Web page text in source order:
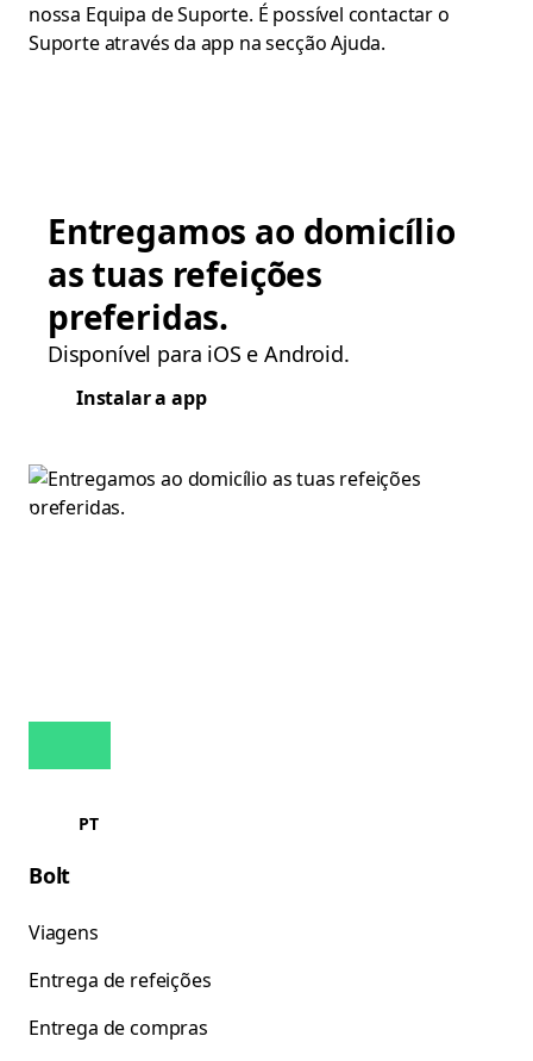
nossa Equipa de Suporte. É possível contactar o
Suporte através da app na secção Ajuda.
Entregamos ao domicílio
as tuas refeições
preferidas.
Disponível para iOS e Android.
Instalar a app
PT
Bolt
Viagens
Entrega de refeições
Entrega de compras